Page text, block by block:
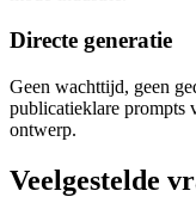
Directe generatie
Geen wachttijd, geen
publicatieklare prompts
ontwerp.
Veelgestelde